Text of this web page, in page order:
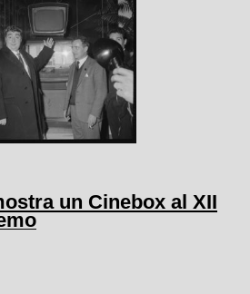
un Cinebox al XII